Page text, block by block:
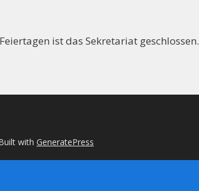
ist das Sekretariat geschlossen.
with GeneratePress